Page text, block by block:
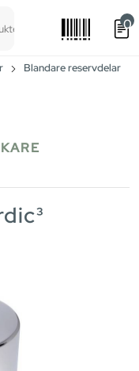
0
Blandare reservdelar